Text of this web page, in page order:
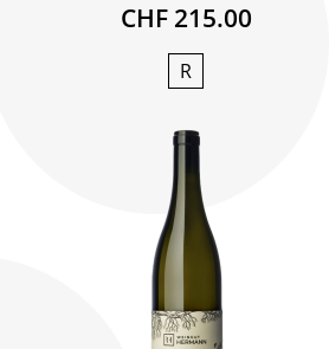
CHF 215.00
R